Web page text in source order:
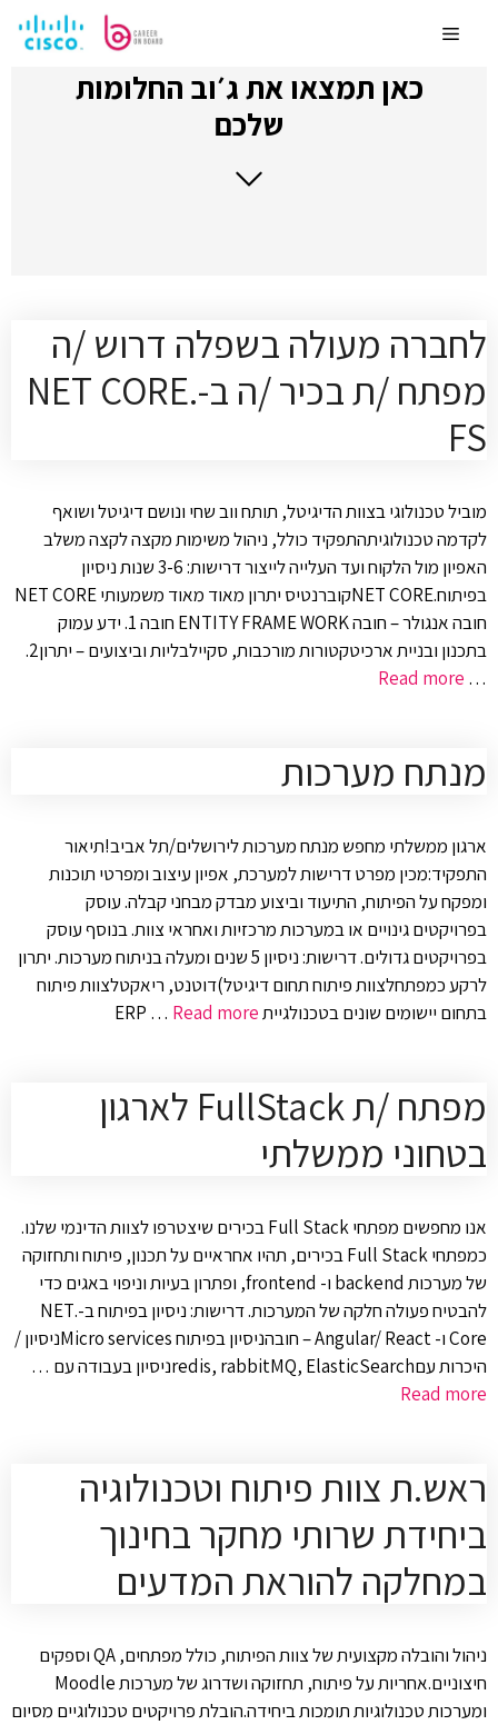
לתוכןMenu
כאן תמצאו את ג׳וב החלומות
שלכם
לחברה מעולה בשפלה דרוש /ה
מפתח /ת בכיר /ה ב-.NET CORE
FS
מוביל טכנולוגי בצוות הדיגיטל, תותח ווב שחי ונושם דיגיטל ושואף
לקדמה טכנולוגיתהתפקיד כולל, ניהול משימות מקצה לקצה משלב
האפיון מול הלקוח ועד העלייה לייצור דרישות: 3-6 שנות ניסיון
בפיתוח.NET COREקוברנטיס יתרון מאוד מאוד משמעותי NET CORE
חובה אנגולר – חובה ENTITY FRAME WORK חובה 1. ידע עמוק
בתכנון ובניית ארכיטקטורות מורכבות, סקיילבליות וביצועים – יתרון2.
…
Read more
מנתח מערכות
ארגון ממשלתי מחפש מנתח מערכות לירושלים/תל אביב!תיאור
התפקיד:מכין מפרט דרישות למערכת, אפיון עיצוב ומפרטי תוכנות
ומפקח על הפיתוח, התיעוד וביצוע מבדק מבחני קבלה. עוסק
בפרויקטים גינויים או במערכות מרכזיות ואחראי צוות. בנוסף עוסק
בפרויקטים גדולים. דרישות: ניסיון 5 שנים ומעלה בניתוח מערכות. יתרון
לרקע כמפתחלצוות פיתוח תחום דיגיטל)דוטנט, ריאקטלצוות פיתוח
בתחום יישומים שונים בטכנולגיית ERP …Read more
מפתח /ת FullStack לארגון
בטחוני ממשלתי
אנו מחפשים מפתחי Full Stack בכירים שיצטרפו לצוות הדינמי שלנו.
כמפתחי Full Stack בכירים, תהיו אחראיים על תכנון, פיתוח ותחזוקה
של מערכות backend ו- frontend, ופתרון בעיות וניפוי באגים כדי
להבטיח פעולה חלקה של המערכות. דרישות: ניסיון בפיתוח ב-.NET
Core ו- Angular/ React – חובהניסיון בפיתוח Micro servicesניסיון /
היכרות עםredis, rabbitMQ, ElasticSearchניסיון בעבודה עם …
Read more
ראש.ת צוות פיתוח וטכנולוגיה
ביחידת שרותי מחקר בחינוך
במחלקה להוראת המדעים
ניהול והובלה מקצועית של צוות הפיתוח, כולל מפתחים, QA וספקים
חיצוניים.אחריות על פיתוח, תחזוקה ושדרוג של מערכות Moodle
ומערכות טכנולוגיות תומכות ביחידה.הובלת פרויקטים טכנולוגיים מסיום